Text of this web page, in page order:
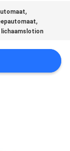
,
,
lichaamslotion